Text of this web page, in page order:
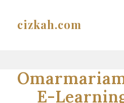
cizkah.com
E-